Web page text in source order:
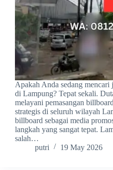
Apakah Anda sedang mencari
di Lampung? Tepat sekali.
melayani pemasangan
strategis di seluruh wilayah
billboard sebagai media
langkah yang sangat tepat.
salah…
putri
19 May 2026